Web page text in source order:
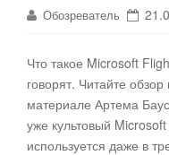
Обозреватель
Что такое Microsoft
говорят. Читайте
материале Артема
уже культовый
используется даже в